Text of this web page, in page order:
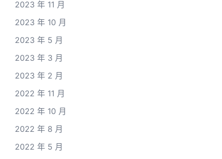
2023 年 11 月
2023 年 10 月
2023 年 5 月
2023 年 3 月
2023 年 2 月
2022 年 11 月
2022 年 10 月
2022 年 8 月
2022 年 5 月